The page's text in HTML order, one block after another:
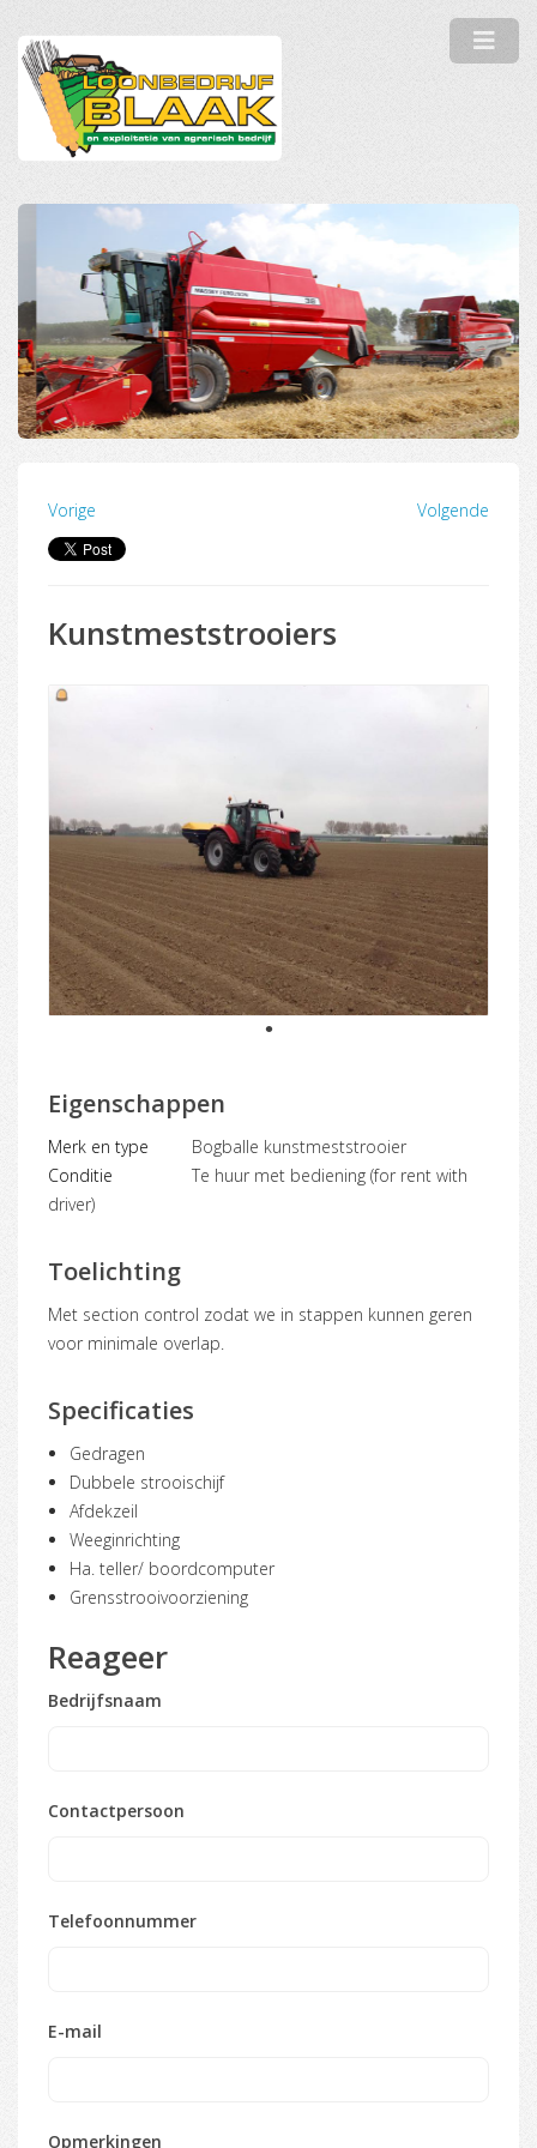
Vorige Volgende
Kunstmeststrooiers
1
Eigenschappen
Merk en type
Bogballe kunstmeststrooier
Conditie
Te huur met bediening (for rent with
driver)
Toelichting
Met section control zodat we in stappen kunnen geren
voor minimale overlap.
Specificaties
Gedragen
Dubbele strooischijf
Afdekzeil
Weeginrichting
Ha. teller/ boordcomputer
Grensstrooivoorziening
Reageer
Bedrijfsnaam
Contactpersoon
Telefoonnummer
E-mail
Opmerkingen